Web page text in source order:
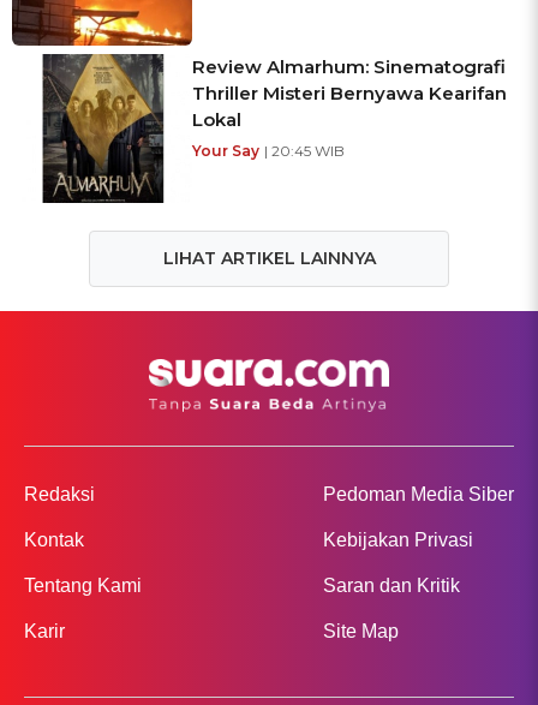
Review Almarhum: Sinematografi
Thriller Misteri Bernyawa Kearifan
Lokal
Your Say | 20:45 WIB
LIHAT ARTIKEL LAINNYA
Redaksi
Kontak
Tentang Kami
Karir
Pedoman Media Siber
Kebijakan Privasi
Saran dan Kritik
Site Map